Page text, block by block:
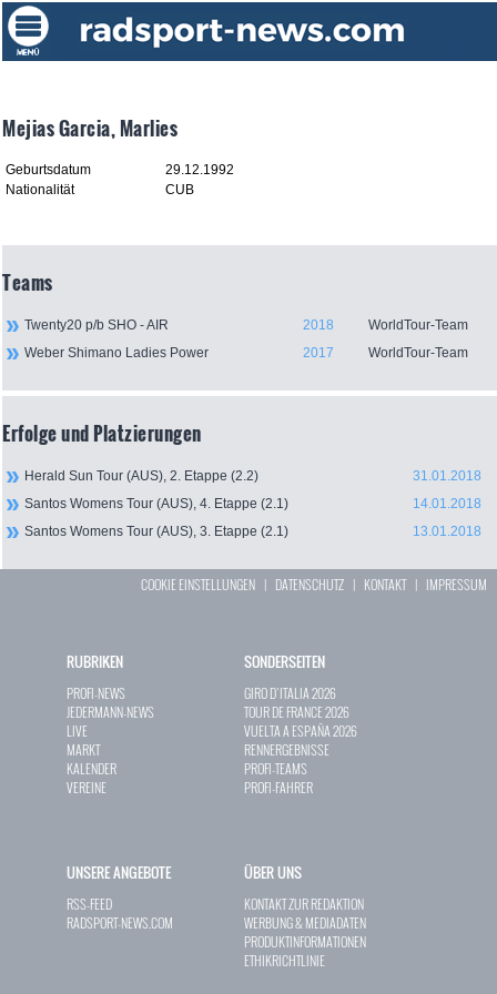
Mejias Garcia, Marlies
Geburtsdatum
29.12.1992
Nationalität
CUB
Teams
Twenty20 p/b SHO - AIR 2018
WorldTour-Team
Weber Shimano Ladies Power
2017 WorldTour-Team
Erfolge und Platzierungen
Herald Sun Tour (AUS), 2. Etappe (2.2)
31.01.2018
Santos Womens Tour (AUS), 4. Etappe (2.1)
14.01.2018
Santos Womens Tour (AUS), 3. Etappe (2.1)
13.01.2018
COOKIE EINSTELLUNGEN | DATENSCHUTZ | KONTAKT| IMPRESSUM
RUBRIKEN
PROFI-NEWS
JEDERMANN-NEWS
LIVE
MARKT
KALENDER
VEREINE
SONDERSEITEN
GIRO D`ITALIA 2026
TOUR DE FRANCE 2026
VUELTA A ESPAÑA 2026
RENNERGEBNISSE
PROFI-TEAMS
PROFI-FAHRER
UNSERE ANGEBOTE
RSS-FEED
RADSPORT-NEWS.COM
ÜBER UNS
KONTAKT ZUR REDAKTION
WERBUNG & MEDIADATEN
PRODUKTINFORMATIONEN
ETHIKRICHTLINIE